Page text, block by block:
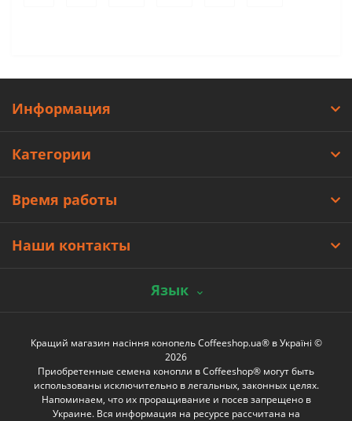
Информация
Категории
Время работы
Наши контакты
Язык
Кращий магазин насіння конопель Coffeeshop.ua® в Україні ©
2026
Приобретенные семена конопли в Coffeeshop® могут быть
использованы исключительно в легальных, законных целях.
Напоминаем, что их проращивание и посев запрещено в
Украине. Вся информация на ресурсе рассчитана на